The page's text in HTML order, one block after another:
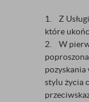
1. Z
które
2. W
pozyskania
stylu życia